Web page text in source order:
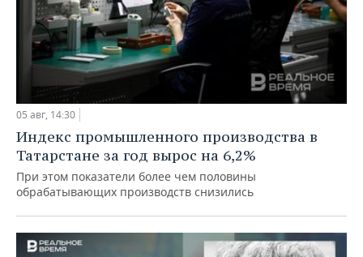
05 авг, 14:30
Индекс промышленного производства в
Татарстане за год вырос на 6,2%
При этом показатели более чем половины
обрабатывающих производств снизились